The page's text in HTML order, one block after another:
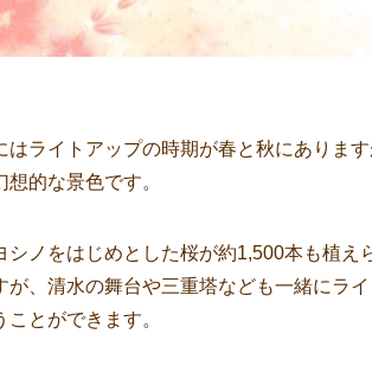
はライトアップの時期が春と秋にありま
想的な景色です。
シノをはじめとした桜が約1,500本も植
が、清水の舞台や三重塔なども一緒にラ
ことができます。